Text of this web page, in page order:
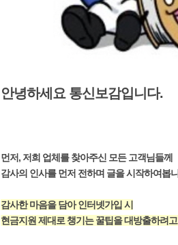
안녕하세요 통신보감입니다.
먼저, 저희 업체를 찾아주신 모든 고객님들께
감사의 인사를 먼저 전하며 글을 시작하여봅
감사한 마음을 담아 인터넷가입 시
현금지원 제대로 챙기는 꿀팁을 대방출하려